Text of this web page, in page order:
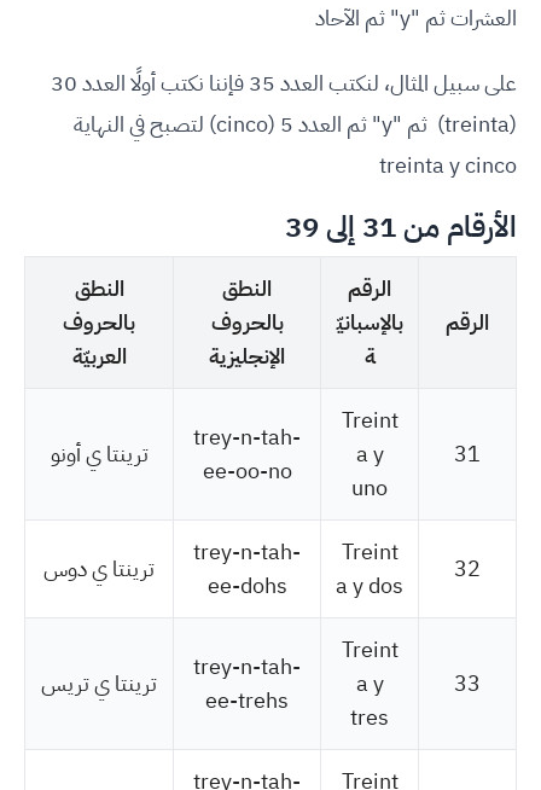
العشرات ثم "y" ثم الآحاد
على سبيل المثال، لنكتب العدد 35 فإننا نكتب أولًا العدد 30
(treinta) ثم "y" ثم العدد 5 (cinco) لتصبح في النهاية
treinta y cinco
الأرقام من 31 إلى 39
الرقم
الرقم
بالإسبانيّ
ة
النطق
بالحروف
الإنجليزية
النطق
بالحروف
العربيّة
31
Treint
a y
uno
trey-n-tah-
ee-oo-no
ترينتا ي أونو
32
Treint
a y dos
trey-n-tah-
ee-dohs
ترينتا ي دوس
33
Treint
a y
tres
trey-n-tah-
ee-trehs
ترينتا ي تريس
Treint
trey-n-tah-